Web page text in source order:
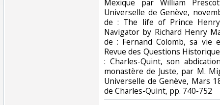
Mexique par William
Universelle de Genève,
de : The life of Prince
Navigator by Richard Henry
de : Fernand Colomb, sa vie
Revue des Questions
: Charles-Quint, son
monastère de Juste, par M.
Universelle de Genève, Mars
de Charles-Quint, pp. 740-752‎